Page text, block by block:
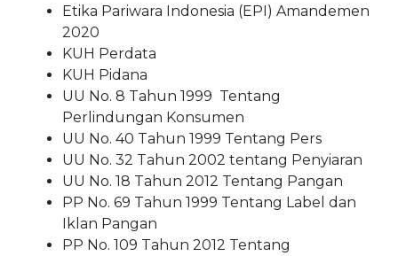
Etika Pariwara Indonesia (EPI) Amandemen
2020
KUH Perdata
KUH Pidana
UU No. 8 Tahun 1999 Tentang
Perlindungan Konsumen
UU No. 40 Tahun 1999 Tentang Pers
UU No. 32 Tahun 2002 tentang Penyiaran
UU No. 18 Tahun 2012 Tentang Pangan
PP No. 69 Tahun 1999 Tentang Label dan
Iklan Pangan
PP No. 109 Tahun 2012 Tentang